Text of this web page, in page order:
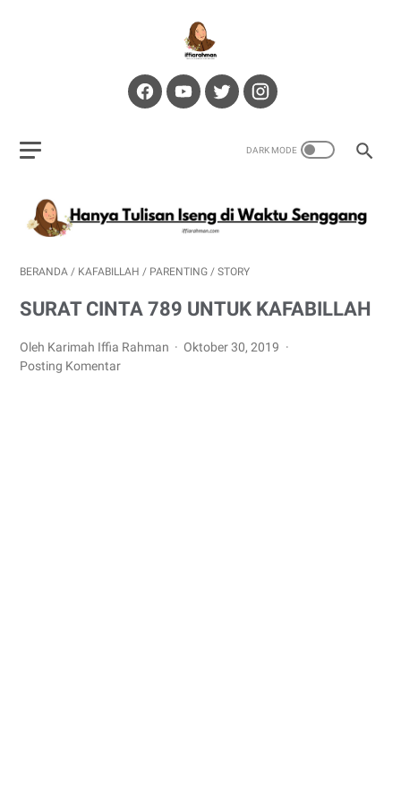
BERANDA / KAFABILLAH / PARENTING / STORY
SURAT CINTA 789 UNTUK KAFABILLAH
Oleh Karimah Iffia Rahman
Oktober 30, 2019
Posting Komentar